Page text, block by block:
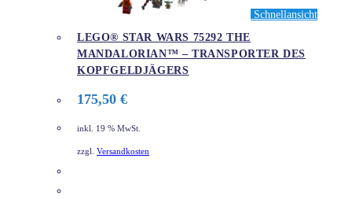
Schnellansicht
LEGO® STAR WARS 75292 THE
MANDALORIAN™ – TRANSPORTER DES
KOPFGELDJÄGERS
175,50 €
inkl. 19 % MwSt.
zzgl. Versandkosten